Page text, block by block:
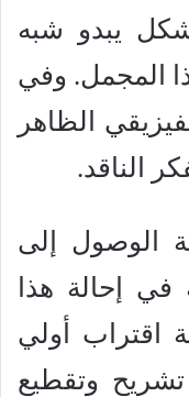
يبدو شبه
المجمل. وفي
الظاهر
الناقد.
الوصول إلى
في إحالة هذا
اقتراب أولي
تشريح وتقطيع